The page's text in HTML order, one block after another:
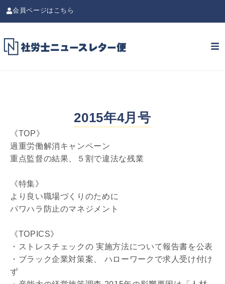
会員ページはこちら
2015年4月号
《TOP》
過重労働解消キャンペーン
重点監督の結果、５割で違法な残業
《特集》
より良い職場づくりのために
パワハラ防止のマネジメント
《TOPICS》
・ストレスチェックの 実施方法について報告書を公表
・ブラック企業対策案、 ハローワークで求人受け付け
ず